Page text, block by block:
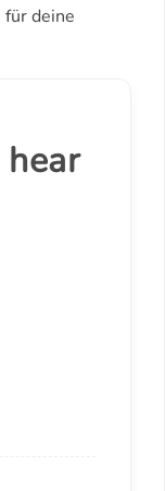
für deine